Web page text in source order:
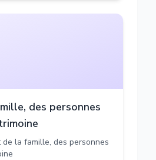
des personnes
la famille, des personnes